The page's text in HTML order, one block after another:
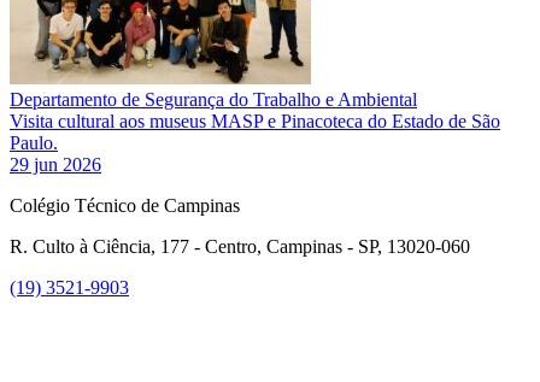
Departamento de Segurança do Trabalho e Ambiental
Visita cultural aos museus MASP e Pinacoteca do Estado de São
Paulo.
29 jun 2026
Colégio Técnico de Campinas
R. Culto à Ciência, 177 - Centro, Campinas - SP, 13020-060
(19) 3521-9903